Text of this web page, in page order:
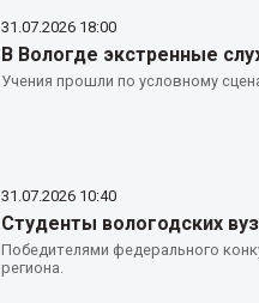
31.07.2026 18:00
В Вологде экстренные
Учения прошли по условному
31.07.2026 10:40
Студенты вологодских
Победителями федерального
региона.